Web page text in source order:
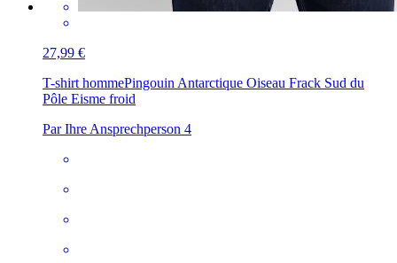
27,99 €
T-shirt hommePingouin Antarctique Oiseau Frack Sud du
Pôle Eisme froid
Par Ihre Ansprechperson 4